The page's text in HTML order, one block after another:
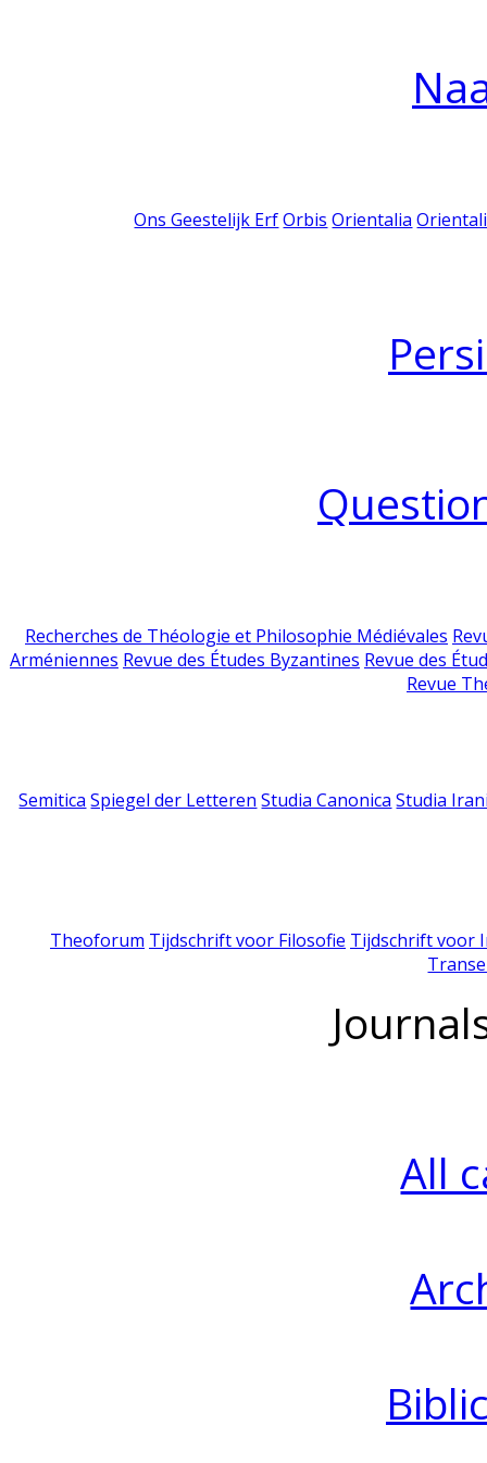
Ons Geestelijk Erf Orbis Orientalia
Recherches de Théologie et Philosophie Médiévales
Arméniennes Revue des Études Byzantines Revue des
Revue
Semitica Spiegel der Letteren Studia Canonica Studia
Theoforum Tijdschrift voor Filosofie Tijdschrift voor
All